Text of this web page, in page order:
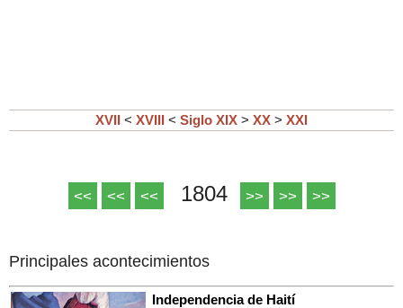
XVII < XVIII < Siglo XIX > XX > XXI
<< << << 1804 >> >> >>
Principales acontecimientos
Independencia de Haití